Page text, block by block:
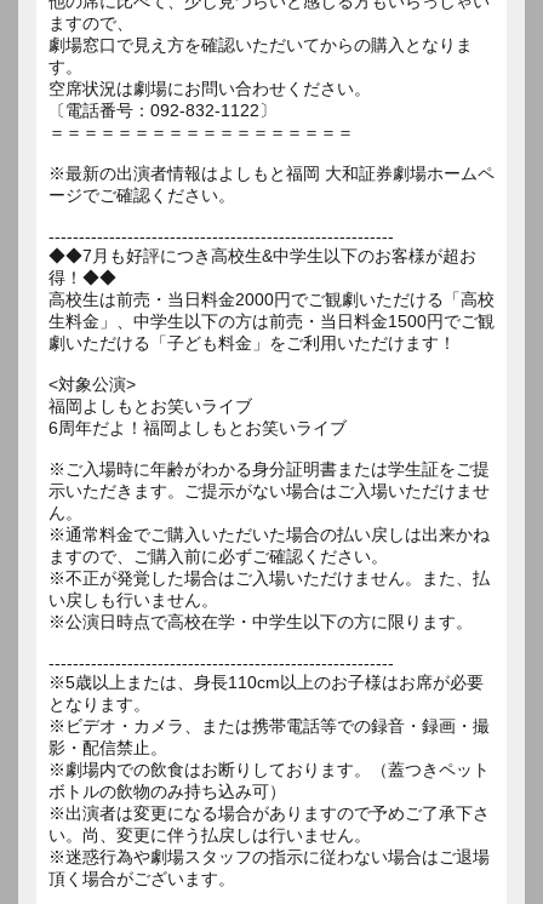
ますので、
劇場窓口で見え方を確認いただいてからの購入となりま
す。
空席状況は劇場にお問い合わせください。
〔電話番号：092-832-1122〕
＝＝＝＝＝＝＝＝＝＝＝＝＝＝＝＝＝＝
※最新の出演者情報はよしもと福岡 大和証券劇場ホームペ
ージでご確認ください。
---------------------------------------------------------
◆◆7月も好評につき高校生&中学生以下のお客様が超お
得！◆◆
高校生は前売・当日料金2000円でご観劇いただける「高校
生料金」、中学生以下の方は前売・当日料金1500円でご観
劇いただける「子ども料金」をご利用いただけます！
<対象公演>
福岡よしもとお笑いライブ
6周年だよ！福岡よしもとお笑いライブ
※ご入場時に年齢がわかる身分証明書または学生証をご提
示いただきます。ご提示がない場合はご入場いただけませ
ん。
※通常料金でご購入いただいた場合の払い戻しは出来かね
ますので、ご購入前に必ずご確認ください。
※不正が発覚した場合はご入場いただけません。また、払
い戻しも行いません。
※公演日時点で高校在学・中学生以下の方に限ります。
---------------------------------------------------------
※5歳以上または、身長110cm以上のお子様はお席が必要
となります。
※ビデオ・カメラ、または携帯電話等での録音・録画・撮
影・配信禁止。
※劇場内での飲食はお断りしております。（蓋つきペット
ボトルの飲物のみ持ち込み可）
※出演者は変更になる場合がありますので予めご了承下さ
い。尚、変更に伴う払戻しは行いません。
※迷惑行為や劇場スタッフの指示に従わない場合はご退場